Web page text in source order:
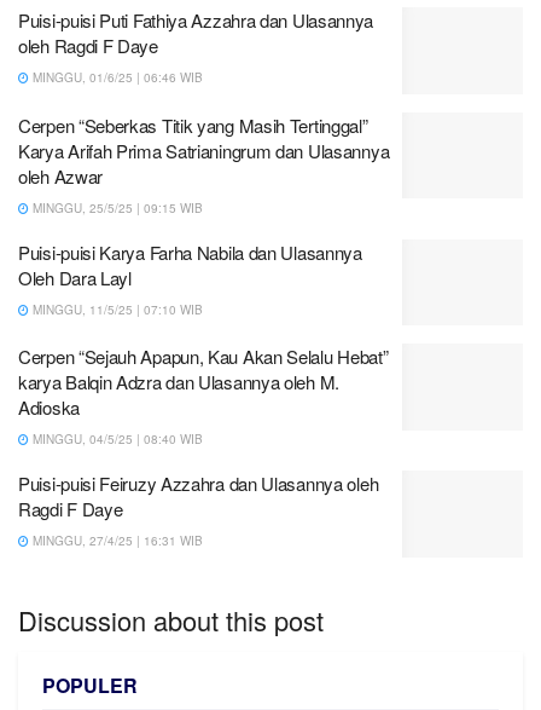
Puisi-puisi Puti Fathiya Azzahra dan Ulasannya
oleh Ragdi F Daye
MINGGU, 01/6/25 | 06:46 WIB
Cerpen “Seberkas Titik yang Masih Tertinggal”
Karya Arifah Prima Satrianingrum dan Ulasannya
oleh Azwar
MINGGU, 25/5/25 | 09:15 WIB
Puisi-puisi Karya Farha Nabila dan Ulasannya
Oleh Dara Layl
MINGGU, 11/5/25 | 07:10 WIB
Cerpen “Sejauh Apapun, Kau Akan Selalu Hebat”
karya Balqin Adzra dan Ulasannya oleh M.
Adioska
MINGGU, 04/5/25 | 08:40 WIB
Puisi-puisi Feiruzy Azzahra dan Ulasannya oleh
Ragdi F Daye
MINGGU, 27/4/25 | 16:31 WIB
Discussion about this post
POPULER